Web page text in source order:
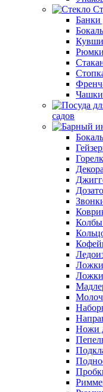
Банки
Рюмки
Чашки
садов
Колбы
Ложки
Ложки
Ножи